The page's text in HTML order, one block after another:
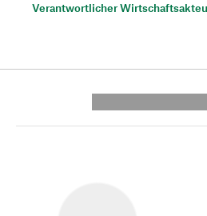
Verantwortlicher